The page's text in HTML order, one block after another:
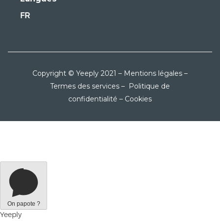
FR
Copyright © Yeeply 2021 – Mentions légales –
Termes des services – Politique de
confidentialité – Cookies
On papote ?
Yeeply